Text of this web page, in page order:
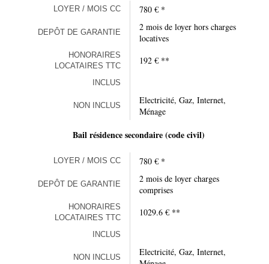
LOYER / MOIS CC 780 € *
DEPÔT DE GARANTIE
2 mois de loyer hors charges
locatives
HONORAIRES
LOCATAIRES TTC
192 € **
INCLUS
NON INCLUS
Electricité, Gaz, Internet,
Ménage
Bail résidence secondaire (code civil)
LOYER / MOIS CC 780 € *
DEPÔT DE GARANTIE
2 mois de loyer charges
comprises
HONORAIRES
LOCATAIRES TTC
1029.6 € **
INCLUS
NON INCLUS
Electricité, Gaz, Internet,